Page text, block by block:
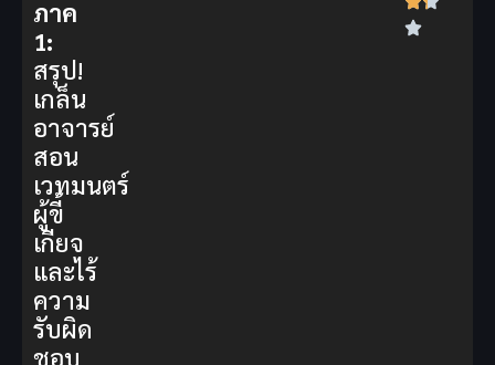
ภาค
1:
สรุป!
เกล็น
อาจารย์
สอน
เวทมนตร์
ผู้ขี้
เกียจ
และไร้
ความ
รับผิด
ชอบ